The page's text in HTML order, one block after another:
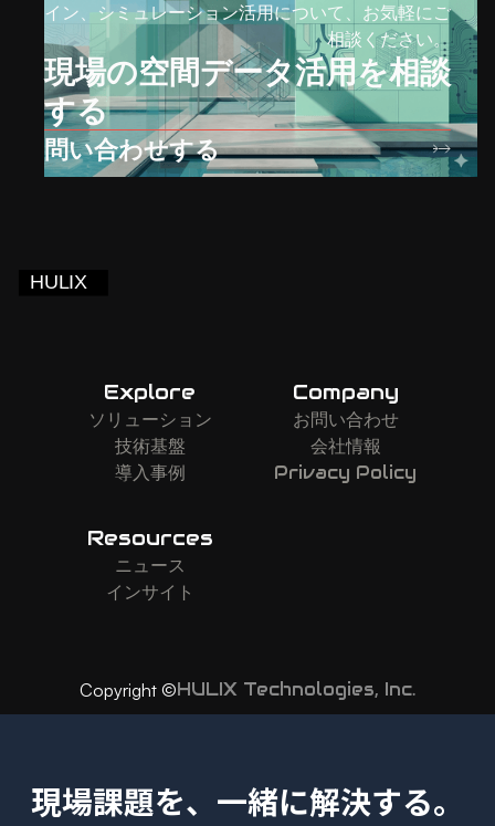
イン、シミュレーション活用について、お気軽にご
相談ください。
現場の空間データ活用を相談
する
問い合わせする
Explore
ソリューション
技術基盤
導入事例
Company
お問い合わせ
会社情報
Privacy Policy
Resources
ニュース
インサイト
Copyright ©HULIX Technologies, Inc.
現場課題を、一緒に解決する。